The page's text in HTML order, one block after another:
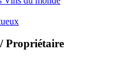
Propriétaire